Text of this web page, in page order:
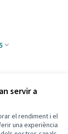
servir a
el rendiment i el
una experiència